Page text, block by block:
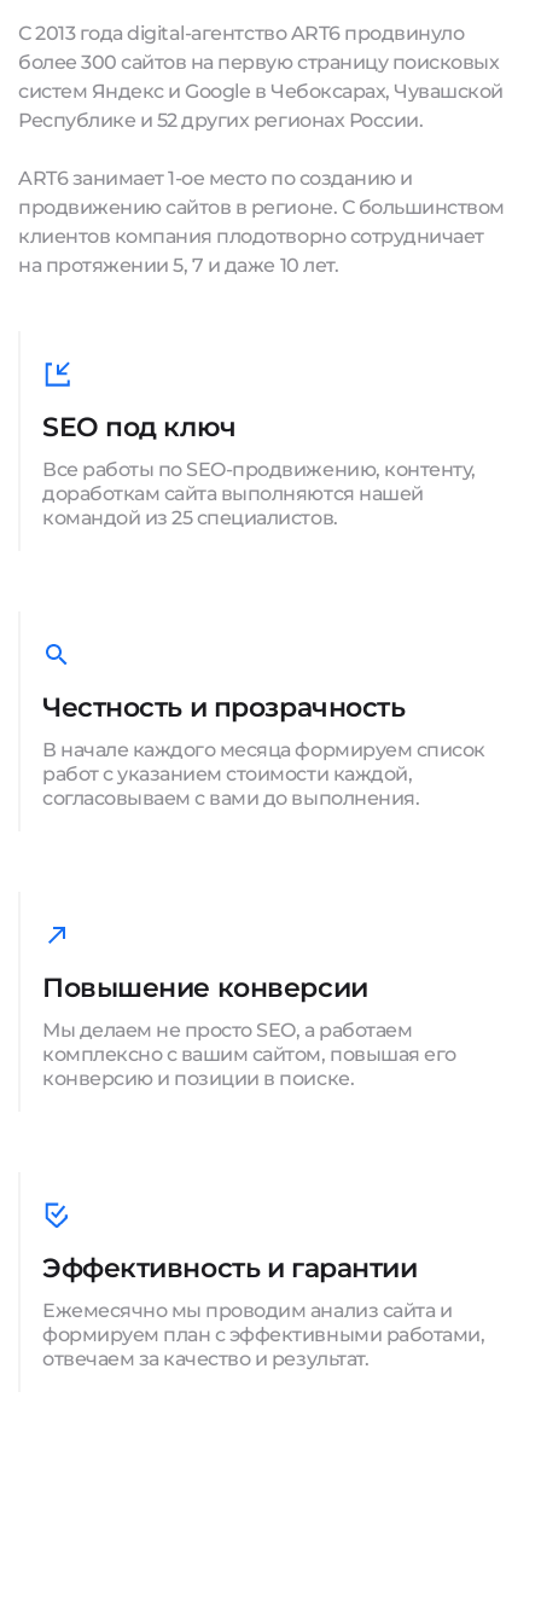
С 2013 года digital-агентство ART6 продвинуло
более 300 сайтов на первую страницу поисковых
систем Яндекс и Google в Чебоксарах, Чувашской
Республике и 52 других регионах России.
ART6 занимает 1-ое место по созданию и
продвижению сайтов в регионе. С большинством
клиентов компания плодотворно сотрудничает
на протяжении 5, 7 и даже 10 лет.
SEO под ключ
Все работы по SEO-продвижению, контенту,
доработкам сайта выполняются нашей
командой из 25 специалистов.
Честность и прозрачность
В начале каждого месяца формируем список
работ с указанием стоимости каждой,
согласовываем с вами до выполнения.
Повышение конверсии
Мы делаем не просто SEO, а работаем
комплексно с вашим сайтом, повышая его
конверсию и позиции в поиске.
Эффективность и гарантии
Ежемесячно мы проводим анализ сайта и
формируем план с эффективными работами,
отвечаем за качество и результат.